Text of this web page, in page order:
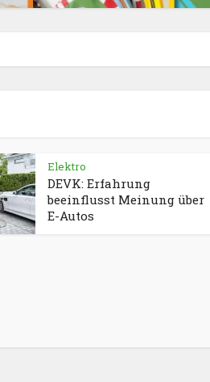
Elektro
DEVK: Erfahrung
beeinflusst Meinung über
E-Autos